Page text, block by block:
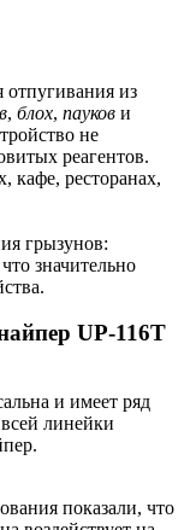
отпугивания из
, блох, пауков и
не
реагентов.
кафе, ресторанах,
грызунов:
что значительно
UP-116T
и имеет ряд
линейки
показали, что